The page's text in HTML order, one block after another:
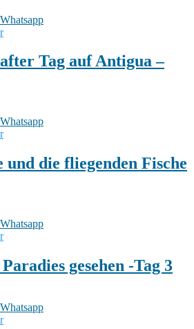
Whatsapp
Tag auf Antigua –
Whatsapp
und die fliegenden Fische
Whatsapp
gesehen -Tag 3
Whatsapp